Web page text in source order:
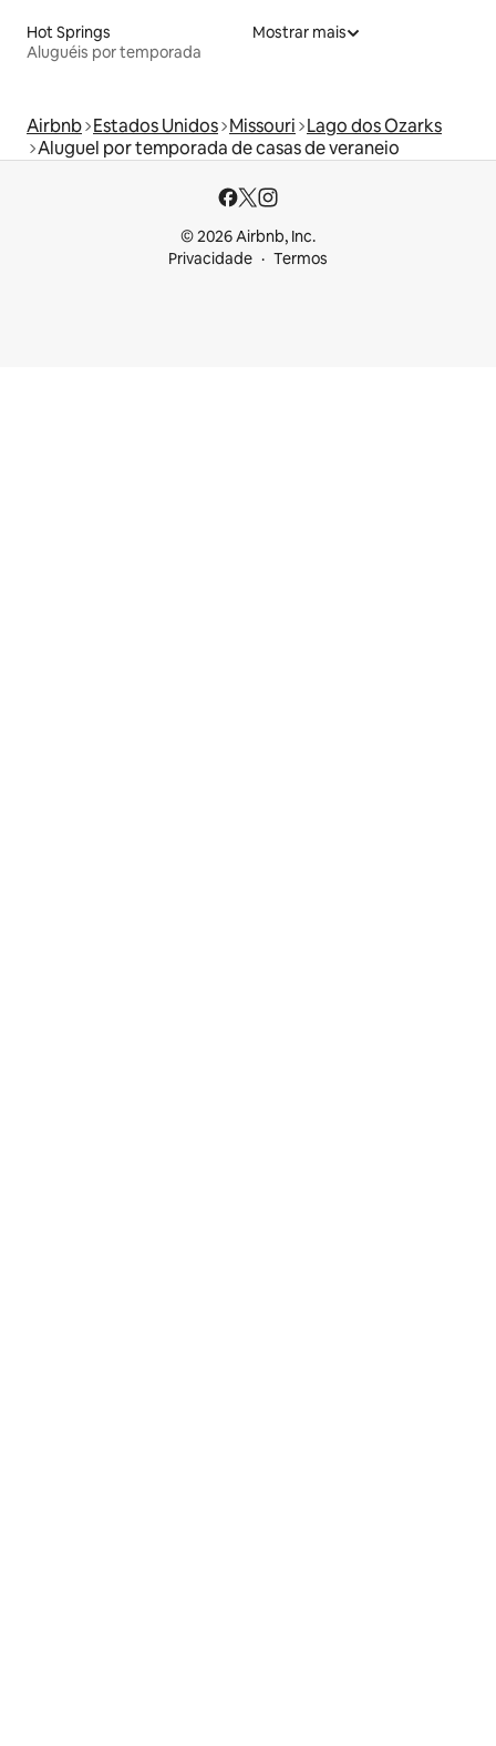
Hot Springs
Aluguéis por temporada
Mostrar mais
Airbnb Estados Unidos Missouri Lago dos Ozarks
Aluguel por temporada de casas de veraneio
© 2026 Airbnb, Inc.
Privacidade
Termos